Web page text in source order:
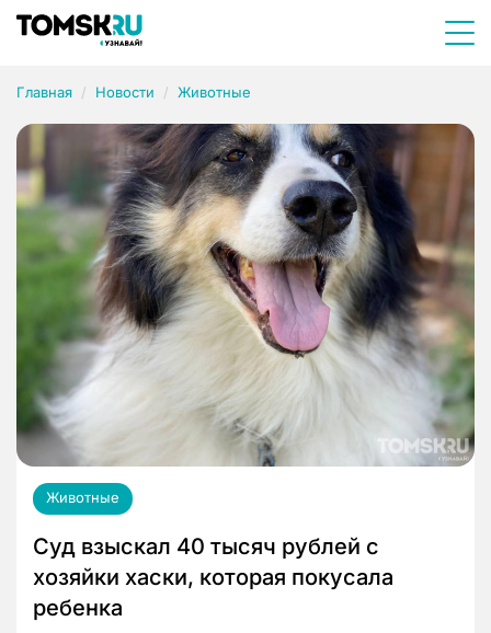
Главная Новости Животные
Животные
Суд взыскал 40 тысяч рублей с
хозяйки хаски, которая покусала
ребенка